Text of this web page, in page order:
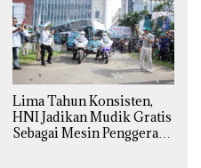
Lima Tahun Konsisten,
HNI Jadikan Mudik Gratis
Sebagai Mesin Penggerak